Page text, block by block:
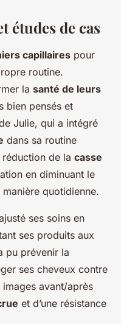
études de cas
capillaires pour
routine.
la santé de leurs
bien pensés et
Julie, qui a intégré
dans sa routine
de la casse
en diminuant le
quotidienne.
ses soins en
ses produits aux
pu prévenir la
ses cheveux contre
images avant/après
et d’une résistance